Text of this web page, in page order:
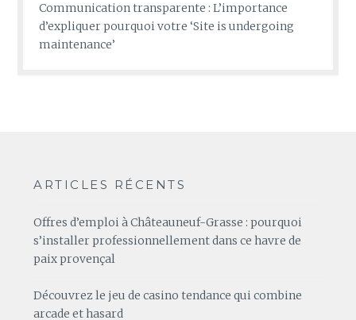
Communication transparente : L’importance
d’expliquer pourquoi votre ‘Site is undergoing
maintenance’
ARTICLES RÉCENTS
Offres d’emploi à Châteauneuf-Grasse : pourquoi
s’installer professionnellement dans ce havre de
paix provençal
Découvrez le jeu de casino tendance qui combine
arcade et hasard